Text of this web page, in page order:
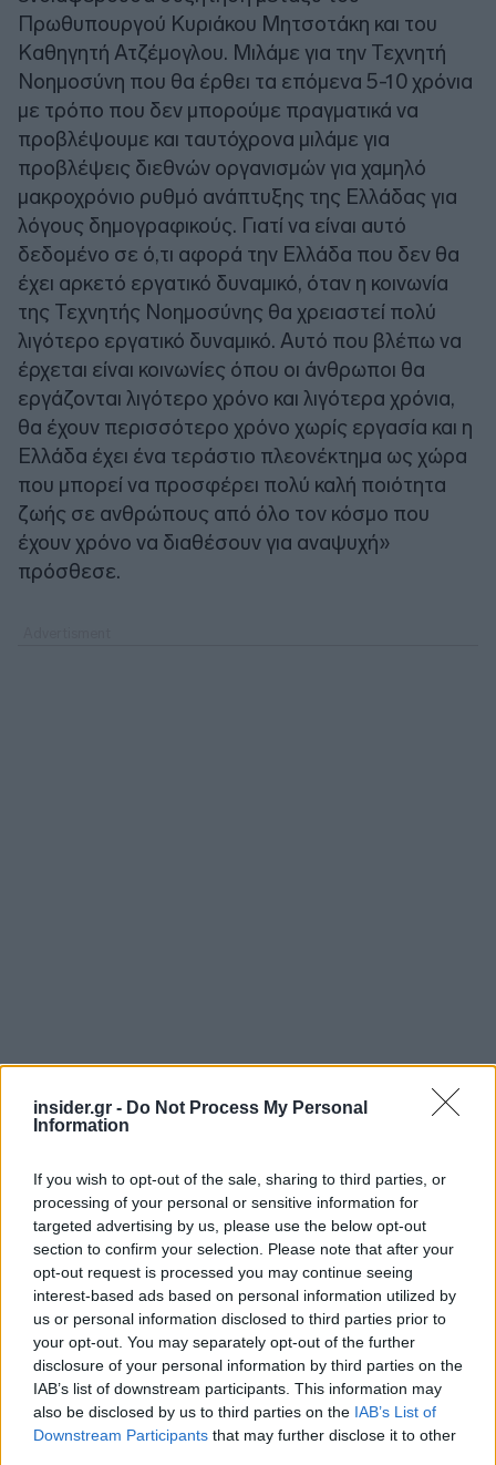
insider.gr - Do Not Process My Personal
Information
If you wish to opt-out of the sale, sharing to third parties, or
processing of your personal or sensitive information for
targeted advertising by us, please use the below opt-out
section to confirm your selection. Please note that after your
opt-out request is processed you may continue seeing
interest-based ads based on personal information utilized by
us or personal information disclosed to third parties prior to
your opt-out. You may separately opt-out of the further
disclosure of your personal information by third parties on the
IAB’s list of downstream participants. This information may
also be disclosed by us to third parties on the IAB’s List of
Downstream Participants that may further disclose it to other
Πρωθυπουργού Κυριάκου Μητσοτάκη και του
Καθηγητή Ατζέμογλου. Μιλάμε για την Τεχνητή
Νοημοσύνη που θα έρθει τα επόμενα 5-10 χρόνια
με τρόπο που δεν μπορούμε πραγματικά να
προβλέψουμε και ταυτόχρονα μιλάμε για
προβλέψεις διεθνών οργανισμών για χαμηλό
μακροχρόνιο ρυθμό ανάπτυξης της Ελλάδας για
λόγους δημογραφικούς. Γιατί να είναι αυτό
δεδομένο σε ό,τι αφορά την Ελλάδα που δεν θα
έχει αρκετό εργατικό δυναμικό, όταν η κοινωνία
της Τεχνητής Νοημοσύνης θα χρειαστεί πολύ
λιγότερο εργατικό δυναμικό. Αυτό που βλέπω να
έρχεται είναι κοινωνίες όπου οι άνθρωποι θα
εργάζονται λιγότερο χρόνο και λιγότερα χρόνια,
θα έχουν περισσότερο χρόνο χωρίς εργασία και η
Ελλάδα έχει ένα τεράστιο πλεονέκτημα ως χώρα
που μπορεί να προσφέρει πολύ καλή ποιότητα
ζωής σε ανθρώπους από όλο τον κόσμο που
έχουν χρόνο να διαθέσουν για αναψυχή»
πρόσθεσε.
«Η Ελλάδα αποκτάανταγωνιστικό
πλεονέκτημα, το οποίο μπορούμε να το
συνοψίσουμε με την παλιά έκφραση του
μάρκετινγκ "location, location, location"
οπότε αυτό που πρέπει να κάνουμε είναι να